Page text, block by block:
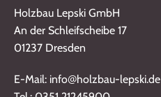
Holzbau Lepski GmbH
An der Schleifscheibe 17
01237 Dresden
E-Mail: info@holzbau-lepski.de